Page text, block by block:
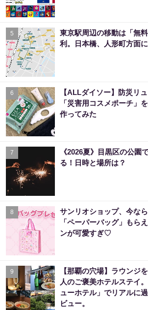
5
東京駅周辺の移動は「無
利。日本橋、人形町方面に
6
【ALLダイソー】防災リ
「災害用コスメポーチ」
作ってみた
7
《2026夏》目黒区の公園
る！日時と場所は？
8
サンリオショップ、今な
「ペーパーバッグ」もら
ンが可愛すぎ♡
9
【那覇の穴場】ラウンジ
人のご褒美ホテルステイ
ューホテル」でリアルに
ビュー。